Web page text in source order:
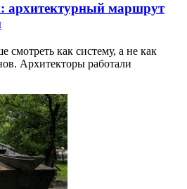
архитектурный маршрут
как систему, а не как
Архитекторы работали